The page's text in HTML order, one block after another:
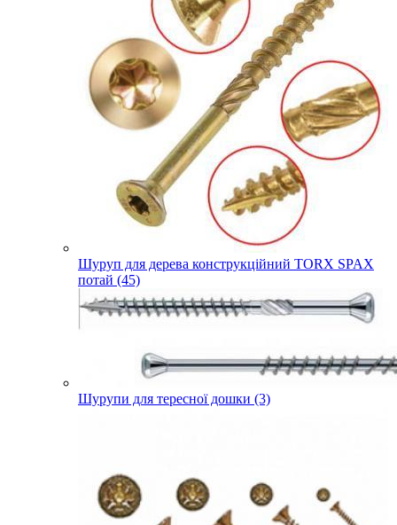
Шуруп для дерева конструкційний TORX SPAX
потай (45)
Шурупи для тересної дошки (3)